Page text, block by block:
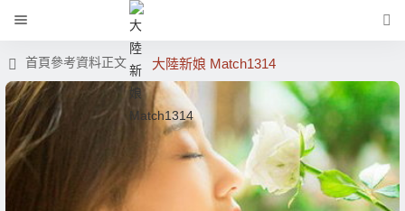
大陸新娘 Match1314
首頁參考資料正文